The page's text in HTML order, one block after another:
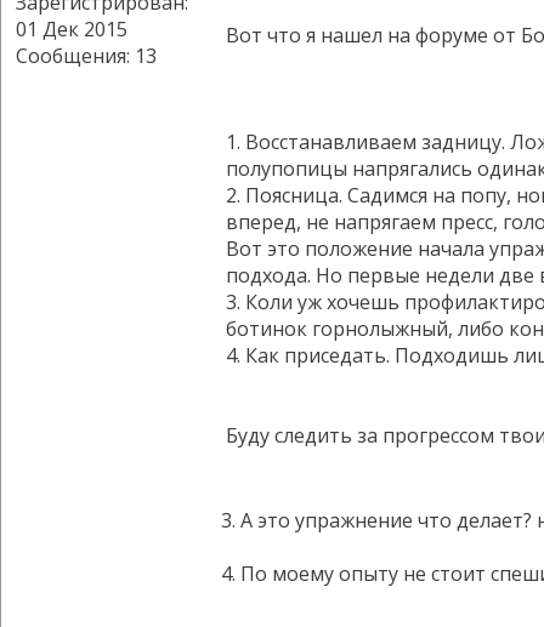
01 Дек 2015
Сообщения: 13
Вот что я нашел на форуме от
1. Восстанавливаем задницу.
полупопицы напрягались
2. Поясница. Садимся на попу,
вперед, не напрягаем пресс,
Вот это положение начала
подхода. Но первые недели две
3. Коли уж хочешь
ботинок горнолыжный, либо
4. Как приседать. Подходишь
Буду следить за прогрессом
3. А это упражнение что делает?
4. По моему опыту не стоит